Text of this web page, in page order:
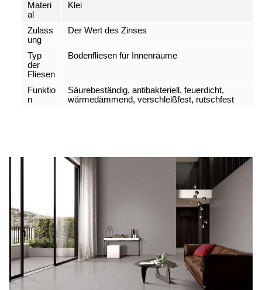
Materi
al
Klei
Zulass
ung
Der Wert des Zinses
Typ
der
Fliesen
Bodenfliesen für Innenräume
Funktio
n
Säurebeständig, antibakteriell, feuerdicht,
wärmedämmend, verschleißfest, rutschfest